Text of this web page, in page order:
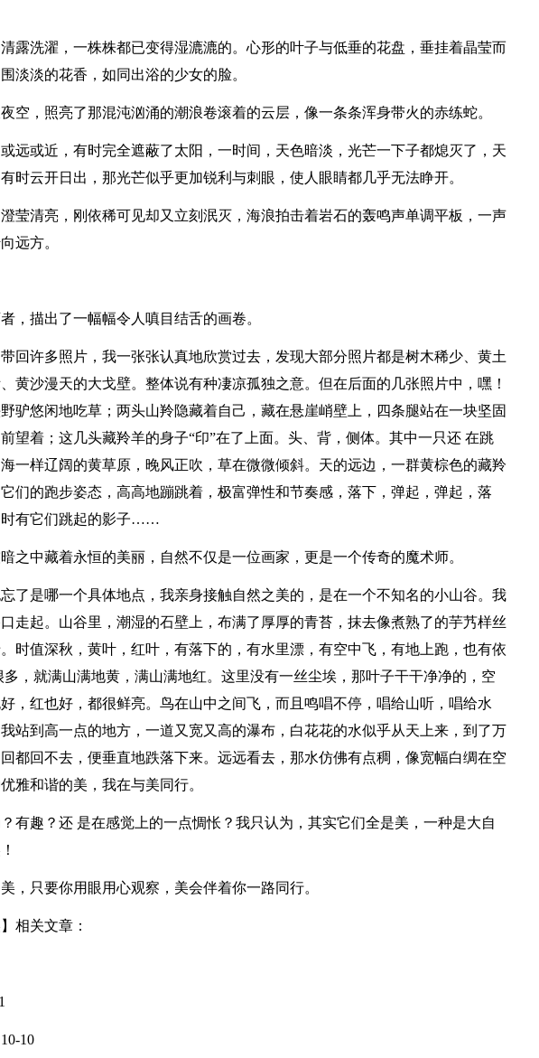
洗濯，一株株都已变得湿漉漉的。心形的叶子与低垂的花盘，垂挂着晶莹而
淡淡的花香，如同出浴的少女的脸。
，照亮了那混沌汹涌的潮浪卷滚着的云层，像一条条浑身带火的赤练蛇。
或近，有时完全遮蔽了太阳，一时间，天色暗淡，光芒一下子都熄灭了，天
时云开日出，那光芒似乎更加锐利与刺眼，使人眼睛都几乎无法睁开。
清亮，刚依稀可见却又立刻泯灭，海浪拍击着岩石的轰鸣声单调平板，一声
远方。
描出了一幅幅令人嗔目结舌的画卷。
许多照片，我一张张认真地欣赏过去，发现大部分照片都是树木稀少、黄土
黄沙漫天的大戈壁。整体说有种凄凉孤独之意。但在后面的几张照片中，嘿！
驴悠闲地吃草；两头山羚隐藏着自己，藏在悬崖峭壁上，四条腿站在一块坚固
望着；这几头藏羚羊的身子“印”在了上面。头、背，侧体。其中一只还 在跳
一样辽阔的黄草原，晚风正吹，草在微微倾斜。天的远边，一群黄棕色的藏羚
们的跑步姿态，高高地蹦跳着，极富弹性和节奏感，落下，弹起，弹起，落
时有它们跳起的影子……
中藏着永恒的美丽，自然不仅是一位画家，更是一个传奇的魔术师。
是哪一个具体地点，我亲身接触自然之美的，是在一个不知名的小山谷。我
走起。山谷里，潮湿的石壁上，布满了厚厚的青苔，抹去像煮熟了的芋艿样丝
时值深秋，黄叶，红叶，有落下的，有水里漂，有空中飞，有地上跑，也有依
，就满山满地黄，满山满地红。这里没有一丝尘埃，那叶子干干净净的，空
，红也好，都很鲜亮。鸟在山中之间飞，而且鸣唱不停，唱给山听，唱给水
站到高一点的地方，一道又宽又高的瀑布，白花花的水似乎从天上来，到了万
都回不去，便垂直地跌落下来。远远看去，那水仿佛有点稠，像宽幅白绸在空
和谐的美，我在与美同行。
趣？还 是在感觉上的一点惆怅？我只认为，其实它们全是美，一种是大自
只要你用眼用心观察，美会伴着你一路同行。
相关文章：
10-10